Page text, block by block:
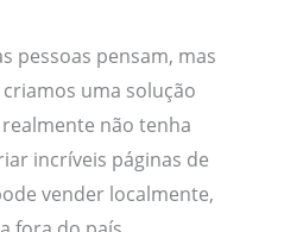
pessoas pensam, mas
criamos uma solução
não tenha
incríveis páginas de
vender localmente,